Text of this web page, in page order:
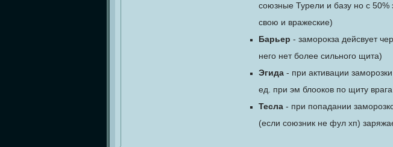
союзные Турели и базу но с 50%
свою и вражеские)
Барьер - заморокза дейсвует
него нет более сильного щита)
Эгида - при активации
ед. при эм блооков по щиту
Тесла - при попадании
(если союзник не фул хп)